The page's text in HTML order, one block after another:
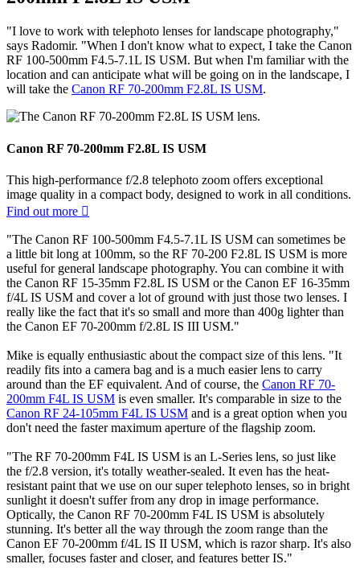
4. Best mirrorless system lens for general
landscape photography: Canon RF 70-
200mm F2.8L IS USM
says Radomir. "When I don't know what to expect, I take the Canon
location and can anticipate what will be going on in the landscape, I
Canon RF 70-200mm F2.8L IS USM
This high-performance f/2.8 telephoto zoom offers exceptional
image quality in a compact body, designed to work in all conditions.
Find out more 
"The Canon RF 100-500mm F4.5-7.1L IS USM can sometimes be
a little bit long at 100mm, so the RF 70-200 F2.8L IS USM is more
the Canon RF 15-35mm F2.8L IS USM or the Canon EF 16-35mm
f/4L IS USM and cover a lot of ground with just those two lenses. I
really like the fact that it's so small and more than 400g lighter than
the Canon EF 70-200mm f/2.8L IS III USM."
Mike is equally enthusiastic about the compact size of this lens. "It
around than the EF equivalent. And of course, theCanon RF 70-
200mm F4L IS USMis even smaller. It's comparable in size to the
Canon RF 24-105mm F4L IS USMand is a great option when you
don't need the faster maximum aperture of the flagship zoom.
"The RF 70-200mm F4L IS USM is an L-Series lens, so just like
the f/2.8 version, it's totally weather-sealed. It even has the heat-
resistant paint that we use on our super telephoto lenses, so in bright